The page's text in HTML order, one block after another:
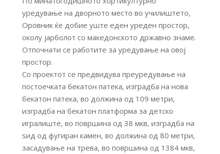
уредување на дворното место во училиштето,
Оровник ќе добие уште еден уреден простор,
околу јарболот со македонското државно знаме.
Отпочнати се работите за уредување на овој
простор.
Со проектот се предвидува преуредување на
постоечката бекатон патека, изградба на нова
бекатон патека, во должина од 109 метри,
изградба на бекатон платформа за детско
игралиште, во површина од 38 мкв, изградба на
ѕид од фугиран камен, во должина од 80 метри,
засадување на трева, во површина од 1384 мкв,